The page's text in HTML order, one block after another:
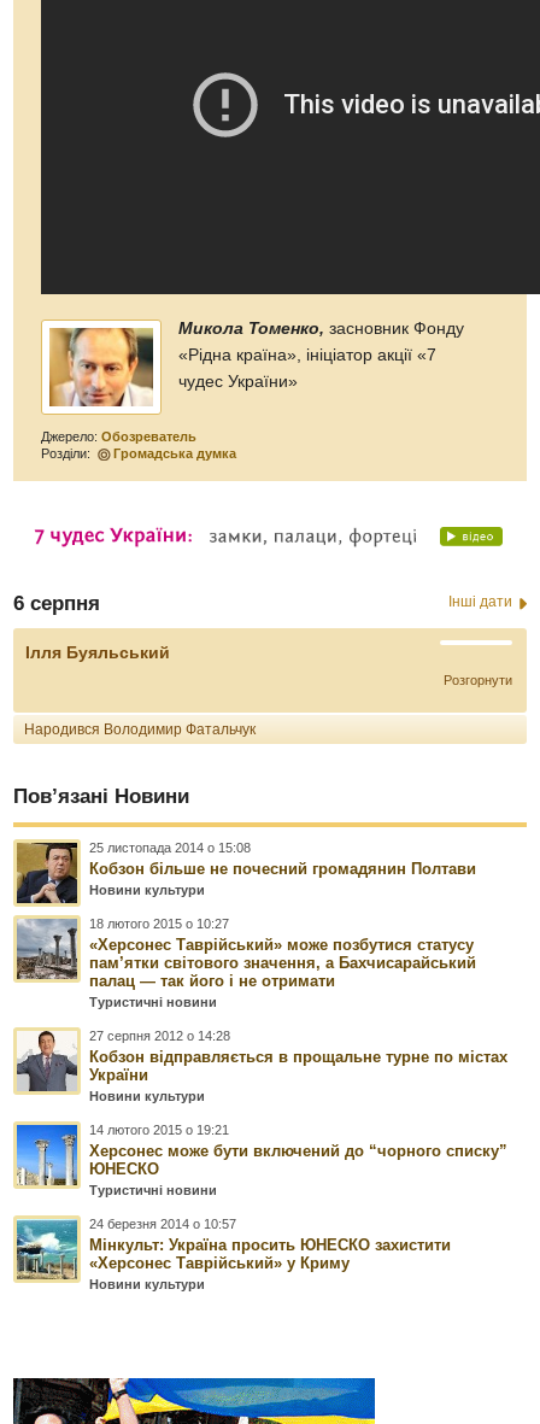
Микола Томенко, засновник Фонду
«Рідна країна», ініціатор акції «7
чудес України»
Джерело:Обозреватель
Розділи:
Громадська думка
6 серпня Інші дати
Ілля Буяльський
Розгорнути
Народився Володимир Фатальчук
Пов’язані Новини
25 листопада 2014 о 15:08
Кобзон більше не почесний громадянин Полтави
Новини культури
18 лютого 2015 о 10:27
«Херсонес Таврійський» може позбутися статусу
пам’ятки світового значення, а Бахчисарайський
палац — так його і не отримати
Туристичні новини
27 серпня 2012 о 14:28
Кобзон відправляється в прощальне турне по містах
України
Новини культури
14 лютого 2015 о 19:21
Херсонес може бути включений до “чорного списку”
ЮНЕСКО
Туристичні новини
24 березня 2014 о 10:57
Мінкульт: Україна просить ЮНЕСКО захистити
«Херсонес Таврійський» у Криму
Новини культури